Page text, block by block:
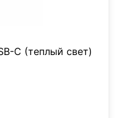
C (теплый свет)